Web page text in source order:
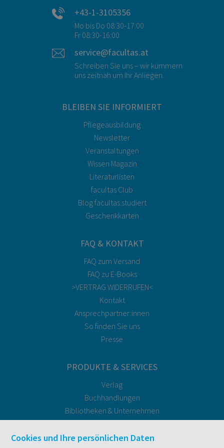
+43-1-3105356
Mo bis Do 08:30-17:00
Fr 08:30-16:00
service@facultas.at
Schreiben Sie uns – wir kümmern
uns zeitnah um Ihr Anliegen.
BLEIBEN SIE INFORMIERT
Pflegeausbildung
Newsletter
Veranstaltungen
Wissen Magazin
Literaturlisten
facultas Club
Blog facultas.studiert
Geschenkkarten
FAQ & KONTAKT
FAQ zum Versand
FAQ zu E-Books
>VERTRAG WIDERRUFEN<
Kontakt
Ansprechpartner:innen
So finden Sie uns
Presse
PRODUKTE & SERVICES
Verlag
Buchhandlungen
Bibliotheken & Unternehmen
Druckerei facultas druckt.
Cookies und Ihre persönlichen Daten